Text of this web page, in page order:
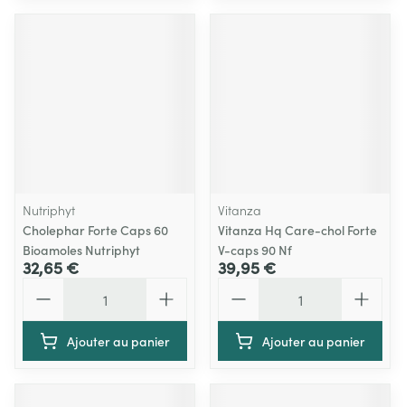
Nutriphyt
Cholephar Forte Caps 60
Bioamoles Nutriphyt
32,65 €
Ajouter au panier
Vitanza
Vitanza Hq Care-chol Forte
V-caps 90 Nf
39,95 €
Ajouter au panier